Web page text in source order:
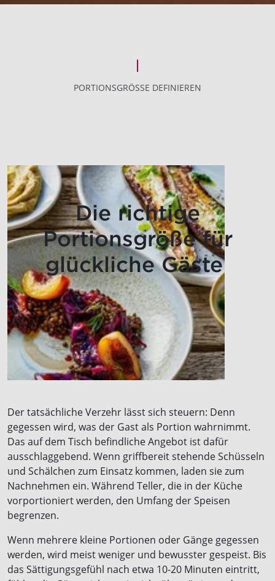
PORTIONSGRÖSSE DEFINIEREN
Die richtige
Portionsgröße für
glückliche Gäste
Der tatsächliche Verzehr lässt sich steuern: Denn
gegessen wird, was der Gast als Portion wahrnimmt.
Das auf dem Tisch befindliche Angebot ist dafür
ausschlaggebend. Wenn griffbereit stehende Schüsseln
und Schälchen zum Einsatz kommen, laden sie zum
Nachnehmen ein. Während Teller, die in der Küche
vorportioniert werden, den Umfang der Speisen
begrenzen.
Wenn mehrere kleine Portionen oder Gänge gegessen
werden, wird meist weniger und bewusster gespeist. Bis
das Sättigungsgefühl nach etwa 10-20 Minuten eintritt,